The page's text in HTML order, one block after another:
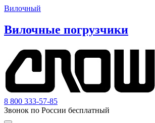
Вилочный
Вилочные погрузчики
8 800 333-57-85
Звонок по России бесплатный